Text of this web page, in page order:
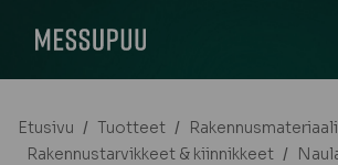
Etusivu / Tuotteet /
Rakennustarvikkeet & kiinnikkeet /